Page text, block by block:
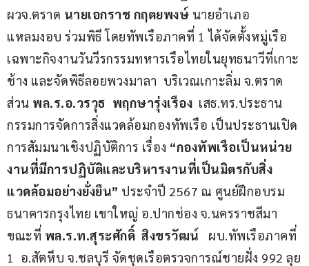
ผวจ.ตราด นายเอกราช กฤตยพงษ์ นายอำเภอ
แหลมงอบ ร่วมพิธี โดยทัพเรือภาคที่ 1 ได้จัดตั้งหมู่เรือ
เฉพาะกิจงานวันวีรกรรมทหารเรือไทยในยุทธนาวีที่เกาะ
ช้าง และจัดพิธีลอยพวงมาลา  บริเวณเกาะลิ่ม จ.ตราด
ส่วน พล.ร.อ.วรวุธ  พฤกษารุ่งเรือง เสธ.ทร.ประธาน
กรรมการจัดการสิ่งแวดล้อมกองทัพเรือ เป็นประธานเปิด
การสัมมนาเชิงปฏิบัติการ เรื่อง “กองทัพเรือเป็นหน่วย
งานที่มีการปฏิบัติและบริหารงานที่เป็นมิตรกับสิ่ง
แวดล้อมอย่างยั่งยืน” ประจำปี 2567 ณ ศูนย์ฝึกอบรม
ธนาคารกรุงไทย เขาใหญ่ อ.ปากช่อง จ.นครราชสีมา
ขณะที่ พล.ร.ท.สุระศักดิ์  สิงขรวัฒน์ ผบ.ทัพเรือภาคที่
1  อ.สัตหีบ จ.ชลบุรี จัดชุดเรือตรวจการณ์ชายฝั่ง 992 ลุย